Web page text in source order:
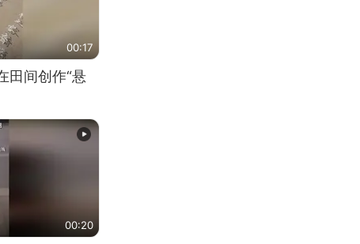
00:17
田间创作“悬
00:20